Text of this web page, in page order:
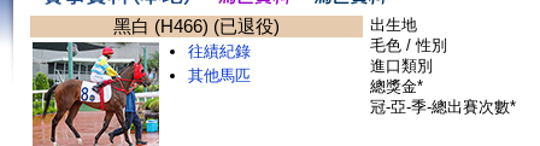
黑白 (H466) (已退役)
往績紀錄
其他馬匹
出生地
毛色 / 性別
進口類別
總獎金*
冠-亞-季-總出賽次數*